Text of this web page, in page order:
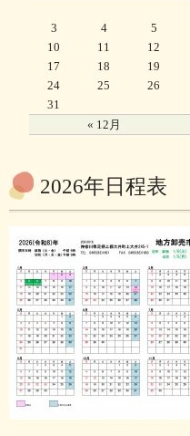
« 12月
3
4 5
10
11 12
17
18 19
24
25 26
31
2026年日程表